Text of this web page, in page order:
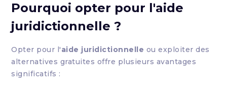
Pourquoi opter pour l'aide
juridictionnelle ?
Opter pour l'aide juridictionnelle ou exploiter des
alternatives gratuites offre plusieurs avantages
significatifs :